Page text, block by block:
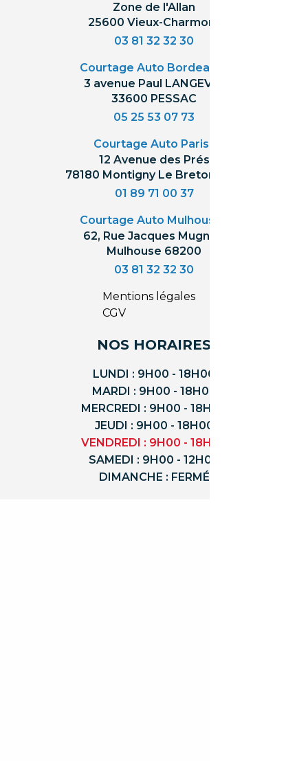
Zone de l'Allan
25600 Vieux-Charmont
03 81 32 32 30
Courtage Auto Bordeaux
3 avenue Paul LANGEVIN
33600 PESSAC
05 25 53 07 73
Courtage Auto Paris
12 Avenue des Prés
78180 Montigny Le Bretonneux
01 89 71 00 37
Courtage Auto Mulhouse
62, Rue Jacques Mugnier
Mulhouse 68200
03 81 32 32 30
Mentions légales
CGV
NOS HORAIRES
LUNDI : 9H00 - 18H00
MARDI : 9H00 - 18H00
MERCREDI : 9H00 - 18H00
JEUDI : 9H00 - 18H00
VENDREDI : 9H00 - 18H00
SAMEDI : 9H00 - 12H00
DIMANCHE : FERMÉ